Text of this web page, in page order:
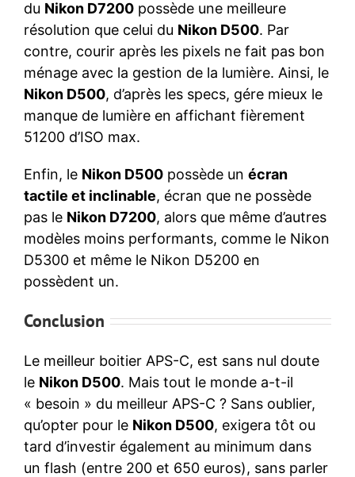
du Nikon D7200 possède une meilleure
résolution que celui du Nikon D500. Par
contre, courir après les pixels ne fait pas bon
ménage avec la gestion de la lumière. Ainsi, le
Nikon D500, d’après les specs, gére mieux le
manque de lumière en affichant fièrement
51200 d’ISO max.
Enfin, le Nikon D500 possède un écran
tactile et inclinable, écran que ne possède
pas le Nikon D7200, alors que même d’autres
modèles moins performants, comme le Nikon
D5300 et même le Nikon D5200 en
possèdent un.
Conclusion
Le meilleur boitier APS-C, est sans nul doute
le Nikon D500. Mais tout le monde a-t-il
« besoin » du meilleur APS-C ? Sans oublier,
qu’opter pour le Nikon D500, exigera tôt ou
tard d’investir également au minimum dans
un flash (entre 200 et 650 euros), sans parler